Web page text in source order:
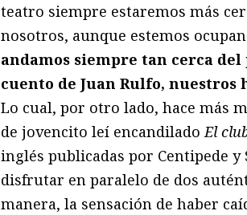
teatro siempre estaremos más
nosotros, aunque estemos
andamos siempre tan cerca
cuento de Juan Rulfo, nuestros
Lo cual, por otro lado, hace más
de jovencito leí encandiladoEl
inglés publicadas por Centipede
disfrutar en paralelo de dos
manera, la sensación de haber